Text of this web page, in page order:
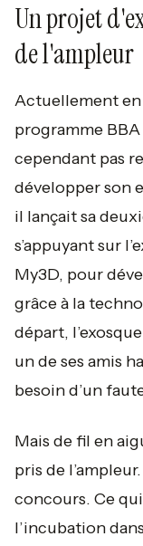
Un projet
de l'ampleur
Actuellement en
programme
cependant pas
développer son
il lançait sa
s’appuyant sur
My3D, pour
grâce à la
départ,
un de ses amis
besoin d’un
Mais de fil en
pris de
concours. Ce
l’incubation